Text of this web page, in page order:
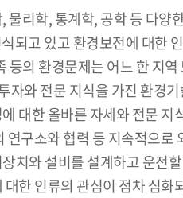
리학, 통계학, 공학 등 다양
고 있고 환경보전에 대한
의 환경문제는 어느 한 지
와 전문 지식을 가진 환경
대한 올바른 자세와 전문
구소와 협력 등 지속적으
치와 설비를 설계하고 운전
한 인류의 관심이 점차 심